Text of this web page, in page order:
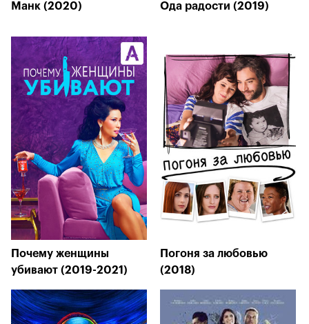
Манк (2020) Ода радости (2019)
Почему женщины
убивают (2019-2021)
Погоня за любовью
(2018)